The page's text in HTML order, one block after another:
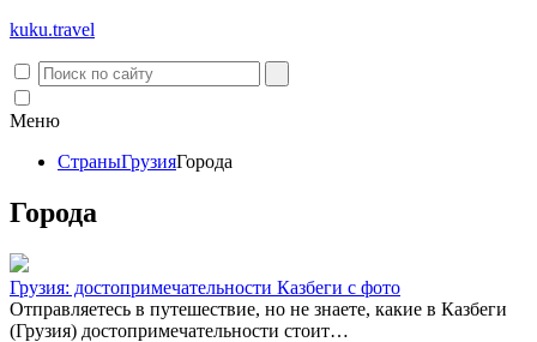
kuku.travel
Меню
СтраныГрузияГорода
Города
Грузия: достопримечательности Казбеги с фото
Отправляетесь в путешествие, но не знаете, какие в Казбеги
(Грузия) достопримечательности стоит…